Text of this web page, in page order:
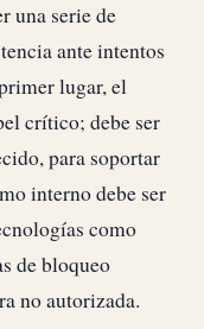
una serie de
ante intentos
lugar, el
crítico; debe ser
para soportar
interno debe ser
como
de bloqueo
no autorizada.